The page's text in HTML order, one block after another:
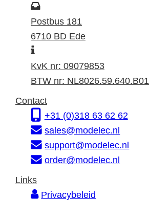
o
e
k
d
r
s
P
o
s
a
d
e
s
Postbus 181
6710 BD Ede
I
n
f
r
m
a
t
e
KvK nr: 09079853
BTW nr: NL8026.59.640.B01
Contact
+31 (0)318 63 62 62
sales@modelec.nl
support@modelec.nl
order@modelec.nl
Links
Privacybeleid